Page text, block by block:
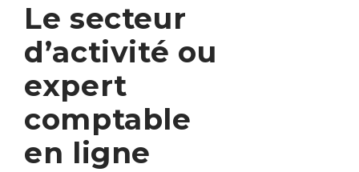
Le secteur
d’activité ou
expert
comptable
en ligne